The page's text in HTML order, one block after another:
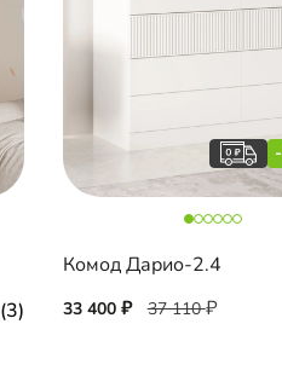
(3)
Комод Дарио-2.4
33 400 37 110